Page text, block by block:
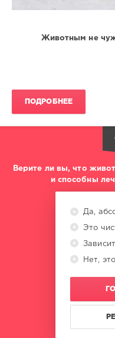
Животным не
ПОДРОБНЕЕ
Верите ли вы, что
и способны
Да,
Это
Нет,